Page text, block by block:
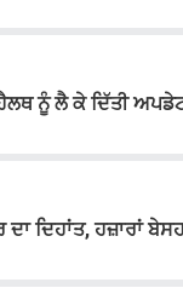
ਨੂੰ ਲੈ ਕੇ ਦਿੱਤੀ
ਦਿਹਾਂਤ, ਹਜ਼ਾਰਾਂ